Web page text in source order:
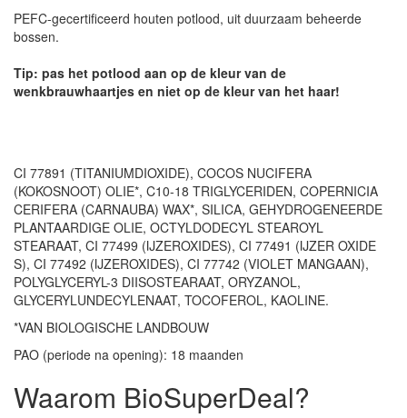
PEFC-gecertificeerd houten potlood, uit duurzaam beheerde
bossen.
Tip: pas het potlood aan op de kleur van de
wenkbrauwhaartjes en niet op de kleur van het haar!
CI 77891 (TITANIUMDIOXIDE), COCOS NUCIFERA
(KOKOSNOOT) OLIE*, C10-18 TRIGLYCERIDEN, COPERNICIA
CERIFERA (CARNAUBA) WAX*, SILICA, GEHYDROGENEERDE
PLANTAARDIGE OLIE, OCTYLDODECYL STEAROYL
STEARAAT, CI 77499 (IJZEROXIDES), CI 77491 (IJZER OXIDE
S), CI 77492 (IJZEROXIDES), CI 77742 (VIOLET MANGAAN),
POLYGLYCERYL-3 DIISOSTEARAAT, ORYZANOL,
GLYCERYLUNDECYLENAAT, TOCOFEROL, KAOLINE.
*VAN BIOLOGISCHE LANDBOUW
PAO (periode na opening): 18 maanden
Waarom BioSuperDeal?